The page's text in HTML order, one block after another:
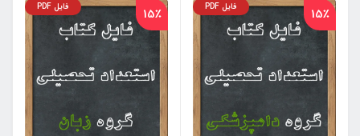
15٪ فایل PDF 15٪ فایل PDF